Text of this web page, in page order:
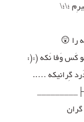
؛\؛\
را 😲
کَس وَفا نَکه (:(:
گِرانیکه …..
گران